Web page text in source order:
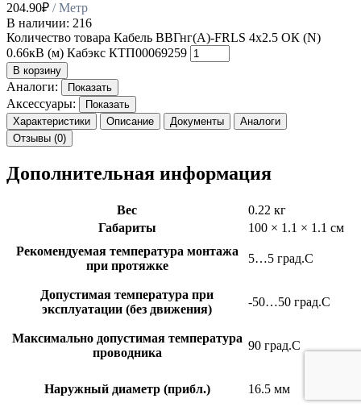
204.90₽ / Метр
В наличии: 216
Количество товара Кабель ВВГнг(А)-FRLS 4х2.5 ОК (N)
0.66кВ (м) Кабэкс КТП00069259
В корзину
Аналоги: Показать
Аксессуары:
Показать
Характеристики
Описание Документы
Аналоги
Отзывы (0)
Дополнительная информация
Вес
0.22 кг
Габариты
100 × 1.1 × 1.1 см
Рекомендуемая температура монтажа
при протяжке
5…5 град.C
Допустимая температура при
эксплуатации (без движения)
-50…50 град.C
Максимально допустимая температура
проводника
90 град.C
Наружный диаметр (прибл.) 16.5 мм